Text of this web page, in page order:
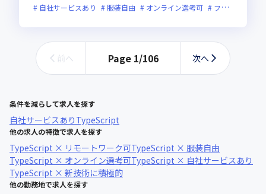
自社サービスあり
服装自由 オンライン選考可 フレックス制度あり
前へ Page 1/106 次へ
条件を減らして求人を探す
自社サービスあり TypeScript
他の求人の特徴で求人を探す
TypeScript × リモートワーク可TypeScript × 服装自由
TypeScript × オンライン選考可TypeScript × 自社サービスあり
TypeScript × 新技術に積極的
他の勤務地で求人を探す